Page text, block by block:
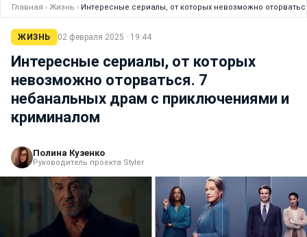
Главная › Жизнь › Интересные сериалы, от которых невозможно
ЖИЗНЬ 02 февраля 2025 · 19:44
Интересные сериалы, от которых
невозможно оторваться. 7
небанальных драм с приключениями и
криминалом
Полина Кузенко
Руководитель проекта Styler